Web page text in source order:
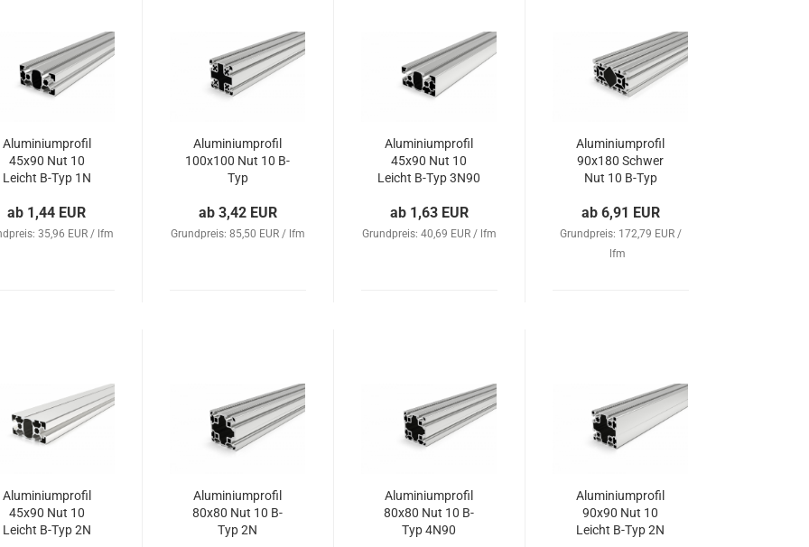
Aluminiumprofil
45x90 Nut 10
Leicht B-Typ 1N
ab 1,44 EUR
35,96 EUR / lfm
Aluminiumprofil
100x100 Nut 10 B-
Typ
ab 3,42 EUR
Grundpreis: 85,50 EUR / lfm
Aluminiumprofil
45x90 Nut 10
Leicht B-Typ 3N90
ab 1,63 EUR
Grundpreis: 40,69 EUR / lfm
Aluminiumprofil
90x180 Schwer
Nut 10 B-Typ
ab 6,91 EUR
Grundpreis: 172,79 EUR /
lfm
Aluminiumprofil
45x90 Nut 10
Leicht B-Typ 2N
Aluminiumprofil
80x80 Nut 10 B-
Typ 2N
Aluminiumprofil
80x80 Nut 10 B-
Typ 4N90
Aluminiumprofil
90x90 Nut 10
Leicht B-Typ 2N